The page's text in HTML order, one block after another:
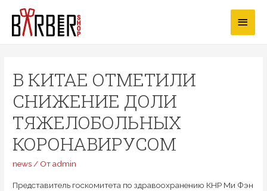
Перейти
содержимому
В КИТАЕ ОТМЕТИЛИ
СНИЖЕНИЕ ДОЛИ
ТЯЖЕЛОБОЛЬНЫХ
КОРОНАВИРУСОМ
news/ Отadmin
Представитель госкомитета по здравоохранению КНР Ми Фэн